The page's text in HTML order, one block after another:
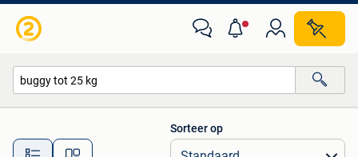
Alle afstanden…
Sorteer op